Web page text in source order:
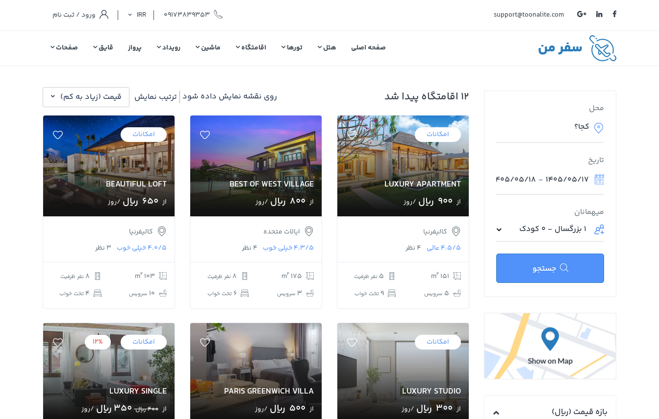
support@toonalite.com
09173839353
IRR ورود / ثبت نام
سفر من صفحه اصلی هتل تورها اقامتگاه ماشین رویداد پرواز قایق صفحات
محل
تاریخ
1405/05/17
-
1405/05/18
میهمانان
1 بزرگسال
- 0 کودک
جستجو
بازه قیمت (﷼)
12 اقامتگاه پیدا شد روی نقشه نمایش داده شود ترتیب نمایش قیمت (زیاد به کم)
LUXURY APARTMENT
از 900 ﷼ /روز
امکانات
کالیفرنیا
4.5/5عالی 4 نظر
151 m
2
5 سرویس
5 نفر ظرفیت
9 تخت خواب
BEST OF WEST VILLAGE
از 800 ﷼ /روز
ایالات متحده
4.3/5خیلی خوب 4 نظر
175 m
2
3 سرویس
8 نفر ظرفیت
6 تخت خواب
BEAUTIFUL LOFT
از 650 ﷼ /روز
امکانات
کالیفرنیا
4.0/5خیلی خوب 3 نظر
103 m
2
10 سرویس
8 نفر ظرفیت
4 تخت خواب
LUXURY STUDIO
از 300 ﷼ /روز
امکانات
PARIS GREENWICH VILLA
از 500 ﷼ /روز
LUXURY SINGLE
از 400 ﷼ 350 ﷼ /روز
امکانات 12%